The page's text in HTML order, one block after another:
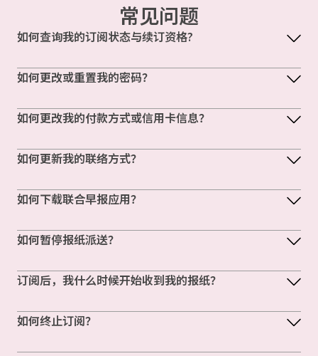
常见问题
如何查询我的订阅状态与续订资格?
如何更改或重置我的密码？
如何更改我的付款方式或信用卡信息？
如何更新我的联络方式？
如何下载联合早报应用？
如何暂停报纸派送？
订阅后，我什么时候开始收到我的报纸？
如何终止订阅？